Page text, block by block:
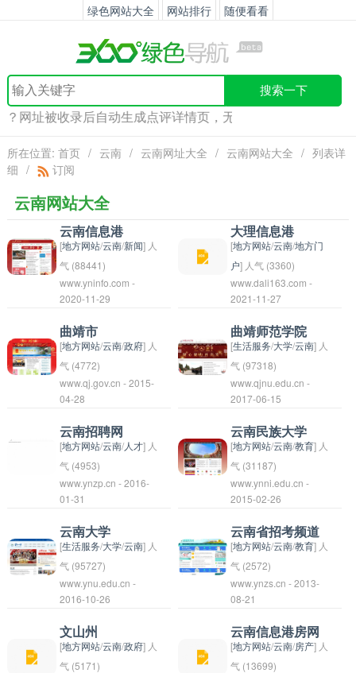
绿色网站大全 网站排行 随便看看
搜索一下
？网址被收录后自动生成点评详情页，无限增加内页外链！
所在位置: 首页 / 云南 / 云南网址大全 / 云南网站大全 / 列表详
细 / 订阅
云南网站大全
云南信息港
[地方网站/云南/新闻] 人
气 (88441)
云南信息港是云南省政
府部门建立的一个集信
息采集、整理、发布和
应用为一体的综合性信
息服务平台。该平台旨
在为公众提供全面准确
的政府信息、公共服务
信息、经济信息、文化
信息等各方面信息，方
便市民了解政策、办事
流程以及获取各类实用
信息。通过云南信息
港，人们可以方便地获
取各种信息资源，提升
信息获取和利用的效
率，促进社会各方面信
息的共享和交流。
www.yninfo.com -
2020-11-29
大理信息港
[地方网站/云南/地方门
户] 人气 (3360)
大理信息港是一个在大
理地区提供信息和服务
的平台。它可以提供关
于当地景点、餐饮、住
宿、交通等方面的信
息，帮助游客更好地了
解和享受大理的风土人
情。大理信息港也可以
提供一些实用的生活信
息和服务，帮助居民更
方便地生活在这个美丽
的地方。同时，大理信
息港还可以是企业宣传
推广的重要渠道，帮助
当地商家推广产品和服
务，促进地区经济的发
展。
www.dali163.com -
2021-11-27
曲靖市
[地方网站/云南/政府] 人
气 (4772)
曲靖市是中国云南省下
辖的地级市，位于滇东
北高原。曲靖市是云南
省的重要交通枢纽和经
济中心，拥有丰富的自
然资源和多样化的风景
名胜。市内有许多历史
文化遗迹，如罗平石
林、罗雄古城等，吸引
着众多游客前来观光旅
游。另外，曲靖市也是
中国最大的花卉产地之
一，被誉为“中国鲜花
之乡”。
www.qj.gov.cn - 2015-
04-28
曲靖师范学院
[生活服务/大学/云南] 人
气 (97318)
曲靖师范学院是一所位
于中国云南省曲靖市的
高等学府，创建于
1978年。学校秉承“德
才兼备，知行合一”的
办学理念，致力于培养
具有高尚品德、广博知
识和实践能力的人才。
学院设有教育学、文
学、工学、管理学、艺
术学等多个学科门类，
拥有一支高水平的教学
团队和完善的教学科研
设施。同时，学院还注
重与社会各界合作，促
www.qjnu.edu.cn -
2017-06-15
云南招聘网
[地方网站/云南/人才] 人
气 (4953)
云南招聘网是一个专门
提供云南地区招聘信息
的网站，为求职者和雇
主提供了一个平台，方
便他们在这里发布和浏
览招聘信息，以达到匹
配合适岗位的目的。通
过云南招聘网，求职者
可以方便快捷地找到适
合自己的工作机会，雇
www.ynzp.cn - 2016-
01-31
云南民族大学
[地方网站/云南/教育] 人
气 (31187)
www.ynni.edu.cn -
2015-02-26
云南大学
[生活服务/大学/云南] 人
气 (95727)
www.ynu.edu.cn -
2016-10-26
云南省招考频道
[地方网站/云南/教育] 人
气 (2572)
欢迎来到云南省招考频
道！在这里，您可以获
取关于云南省各类招考
信息，包括高考、公务
员考试、职业资格考试
www.ynzs.cn - 2013-
08-21
文山州
[地方网站/云南/政府] 人
气 (5171)
云南信息港房网
[地方网站/云南/房产] 人
气 (13699)